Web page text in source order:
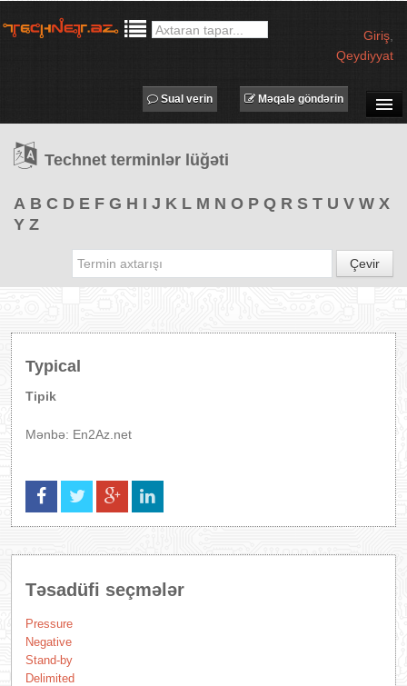
Giriş
Qeydiyyat
TƏDBİRLƏR
PROQRAMLAR
Məqalə göndərin
Sual verin
Technet terminlər lüğəti
A B C D E F G H I J K L M N O P Q R S T U V W X
Y Z
Çevir
Typical
Tipik
Mənbə: En2Az.net
Təsadüfi seçmələr
Pressure
Negative
Stand-by
Delimited